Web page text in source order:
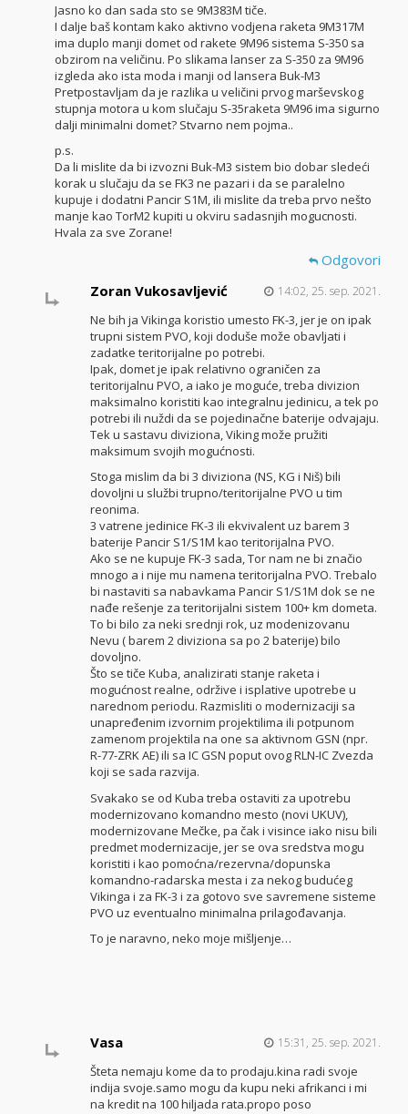
Jasno ko dan sada sto se 9M383M tiče.
I dalje baš kontam kako aktivno vodjena raketa 9M317M
ima duplo manji domet od rakete 9M96 sistema S-350 sa
obzirom na veličinu. Po slikama lanser za S-350 za 9M96
izgleda ako ista moda i manji od lansera Buk-M3
Pretpostavljam da je razlika u veličini prvog marševskog
stupnja motora u kom slučaju S-35raketa 9M96 ima sigurno
dalji minimalni domet? Stvarno nem pojma..
p.s.
Da li mislite da bi izvozni Buk-M3 sistem bio dobar sledeći
korak u slučaju da se FK3 ne pazari i da se paralelno
kupuje i dodatni Pancir S1M, ili mislite da treba prvo nešto
manje kao TorM2 kupiti u okviru sadasnjih mogucnosti.
Hvala za sve Zorane!
Odgovori
Zoran Vukosavljević
14:02, 25. sep. 2021.
Ne bih ja Vikinga koristio umesto FK-3, jer je on ipak
trupni sistem PVO, koji doduše može obavljati i
zadatke teritorijalne po potrebi.
Ipak, domet je ipak relativno ograničen za
teritorijalnu PVO, a iako je moguće, treba divizion
maksimalno koristiti kao integralnu jedinicu, a tek po
potrebi ili nuždi da se pojedinačne baterije odvajaju.
Tek u sastavu diviziona, Viking može pružiti
maksimum svojih mogućnosti.
Stoga mislim da bi 3 diviziona (NS, KG i Niš) bili
dovoljni u službi trupno/teritorijalne PVO u tim
reonima.
3 vatrene jedinice FK-3 ili ekvivalent uz barem 3
baterije Pancir S1/S1M kao teritorijalna PVO.
Ako se ne kupuje FK-3 sada, Tor nam ne bi značio
mnogo a i nije mu namena teritorijalna PVO. Trebalo
bi nastaviti sa nabavkama Pancir S1/S1M dok se ne
nađe rešenje za teritorijalni sistem 100+ km dometa.
To bi bilo za neki srednji rok, uz modenizovanu
Nevu ( barem 2 diviziona sa po 2 baterije) bilo
dovoljno.
Što se tiče Kuba, analizirati stanje raketa i
mogućnost realne, održive i isplative upotrebe u
narednom periodu. Razmisliti o modernizaciji sa
unapređenim izvornim projektilima ili potpunom
zamenom projektila na one sa aktivnom GSN (npr.
R-77-ZRK AE) ili sa IC GSN poput ovog RLN-IC Zvezda
koji se sada razvija.
Svakako se od Kuba treba ostaviti za upotrebu
modernizovano komandno mesto (novi UKUV),
modernizovane Mečke, pa čak i visince iako nisu bili
predmet modernizacije, jer se ova sredstva mogu
koristiti i kao pomoćna/rezervna/dopunska
komandno-radarska mesta i za nekog budućeg
Vikinga i za FK-3 i za gotovo sve savremene sisteme
PVO uz eventualno minimalna prilagođavanja.
To je naravno, neko moje mišljenje…
Vasa 15:31, 25. sep. 2021.
Šteta nemaju kome da to prodaju.kina radi svoje
indija svoje.samo mogu da kupu neki afrikanci i mi
na kredit na 100 hiljada rata.propo poso